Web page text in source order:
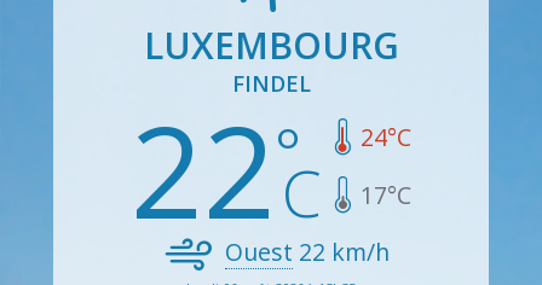
LUXEMBOURG
FINDEL
22 24°C
17°C
Ouest 22 km/h